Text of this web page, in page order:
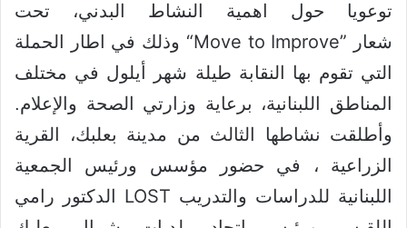
توعويا حول اهمية النشاط البدني، تحت
شعار
“Move to Improve” وذلك في اطار الحملة
التي تقوم بها النقابة طيلة شهر أيلول في مختلف
المناطق اللبنانية، برعاية وزارتي الصحة والإعلام.
وأطلقت نشاطها الثالث من مدينة بعلبك، القرية
الزراعية ، في حضور مؤسس ورئيس الجمعية
اللبنانية للدراسات والتدريب LOST الدكتور رامي